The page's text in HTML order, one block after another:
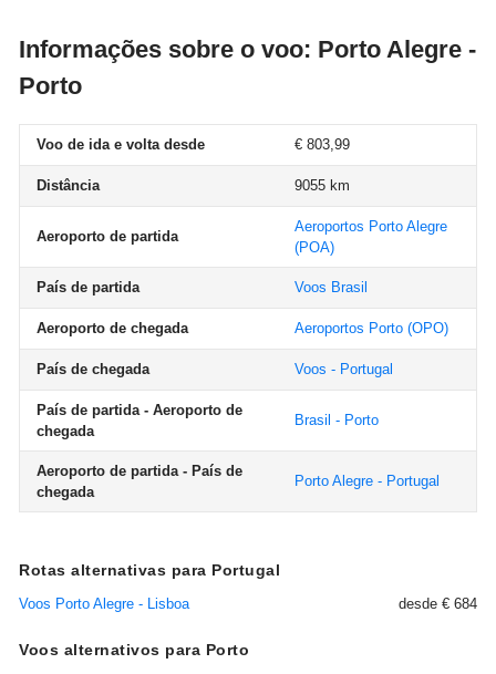
Informações sobre o voo: Porto Alegre -
Porto
Voo de ida e volta desde € 803,99
Distância 9055 km
Aeroporto de partida
Aeroportos Porto Alegre
(POA)
País de partida Voos Brasil
Aeroporto de chegada Aeroportos Porto (OPO)
País de chegada Voos - Portugal
País de partida - Aeroporto de
chegada
Brasil - Porto
Aeroporto de partida - País de
chegada
Porto Alegre - Portugal
Rotas alternativas para Portugal
Voos Porto Alegre - Lisboa desde € 684
Voos alternativos para Porto